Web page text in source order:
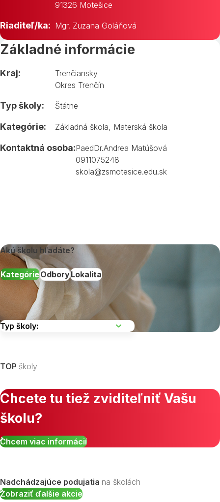
91326 Motešice
Riaditeľ/ka: Mgr. Zuzana Goláňová
Základné informácie
Kraj:
Trenčiansky
Okres Trenčín
Typ školy: Štátne
Kategórie: Základná škola Materská škola
Kontaktná osoba:PaedDr.Andrea Matúšová
0911075248
skola@zsmotesice.edu.sk
Akú školu hľadáte?
KategórieOdboryLokalita
Zobraziť všetky študijné odbory »
TOP školy
Chcete tu tiež zviditeľniť Vašu
školu?
Chcem viac informácií
Nadchádzajúce podujatia na školách
Zobraziť ďalšie akcie